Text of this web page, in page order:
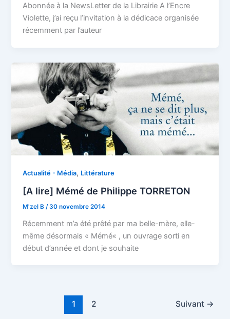
Abonnée à la NewsLetter de la Librairie A l’Encre
Violette, j’ai reçu l’invitation à la dédicace organisée
récemment par l’auteur
Actualité - Média, Littérature
[A lire] Mémé de Philippe TORRETON
M'zel B /30 novembre 2014
Récemment m’a été prêté par ma belle-mère, elle-
même désormais « Mémé« , un ouvrage sorti en
début d’année et dont je souhaite
1 2 Suivant →